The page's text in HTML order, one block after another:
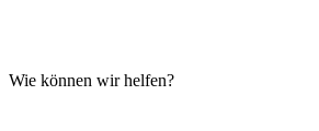
Wie können wir helfen?